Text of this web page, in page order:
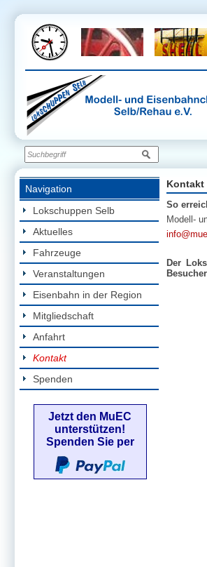
Navigation
Lokschuppen Selb
Aktuelles
Fahrzeuge
Veranstaltungen
Eisenbahn in der Region
Mitgliedschaft
Anfahrt
Kontakt
Spenden
Jetzt den MuEC
unterstützen!
Spenden Sie per
Kontakt
So
Modell-
Der